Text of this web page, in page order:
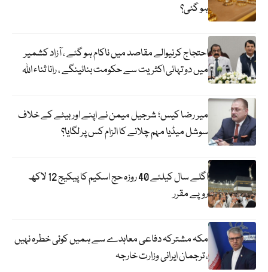
ہو گئی؟
احتجاج کرنیوالے مقاصد میں ناکام ہو گئے ، آزاد کشمیر
میں دو تہائی اکثریت سے حکومت بنائینگے ، رانا ثناء اللہ
میر رضا کیس؛ شرجیل میمن نے اپنے اور بیٹے کے خلاف
سوشل میڈیا مہم چلانے کا الزام کس پر لگایا؟
اگلے سال کیلئے 40 روزہ حج اسکیم کا پیکیج 12 لاکھ
روپے مقرر
مکہ مشترکہ دفاعی معاہدے سے ہمیں کوئی خطرہ نہیں
، ترجمان ایرانی وزارت خارجہ